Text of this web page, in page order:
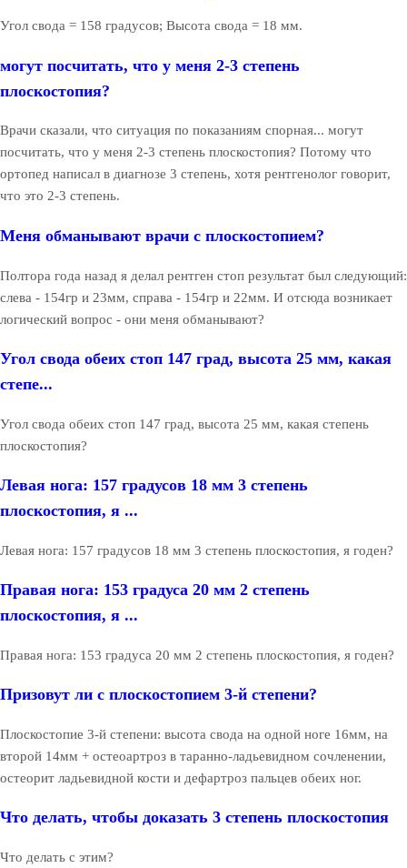
Угол свода = 158 градусов; Высота свода = 18 мм.
могут посчитать, что у меня 2-3 степень
плоскостопия?
Врачи сказали, что ситуация по показаниям спорная... могут
посчитать, что у меня 2-3 степень плоскостопия? Потому что
ортопед написал в диагнозе 3 степень, хотя рентгенолог говорит,
что это 2-3 степень.
Меня обманывают врачи с плоскостопием?
Полтора года назад я делал рентген стоп результат был следующий:
слева - 154гр и 23мм, справа - 154гр и 22мм. И отсюда возникает
логический вопрос - они меня обманывают?
Угол свода обеих стоп 147 град, высота 25 мм, какая
степе...
Угол свода обеих стоп 147 град, высота 25 мм, какая степень
плоскостопия?
Левая нога: 157 градусов 18 мм 3 степень
плоскостопия, я ...
Левая нога: 157 градусов 18 мм 3 степень плоскостопия, я годен?
Правая нога: 153 градуса 20 мм 2 степень
плоскостопия, я ...
Правая нога: 153 градуса 20 мм 2 степень плоскостопия, я годен?
Призовут ли с плоскостопием 3-й степени?
Плоскостопие 3-й степени: высота свода на одной ноге 16мм, на
второй 14мм + остеоартроз в таранно-ладьевидном сочленении,
остеорит ладьевидной кости и дефартроз пальцев обеих ног.
Что делать, чтобы доказать 3 степень плоскостопия
Что делать с этим?